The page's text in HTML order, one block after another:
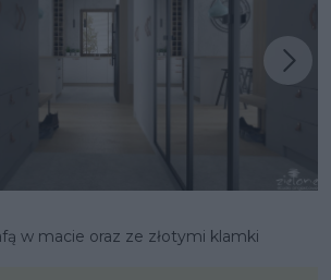
inspiracja
inspiracja
w macie oraz ze złotymi klamki